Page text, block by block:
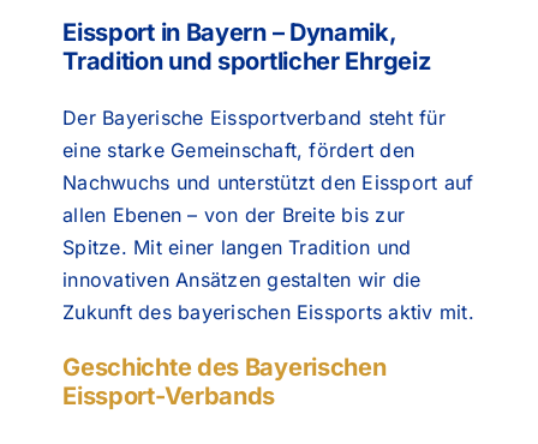
Eissport in Bayern – Dynamik,
Tradition und sportlicher Ehrgeiz
Der Bayerische Eissportverband steht für
eine starke Gemeinschaft, fördert den
Nachwuchs und unterstützt den Eissport auf
allen Ebenen – von der Breite bis zur
Spitze. Mit einer langen Tradition und
innovativen Ansätzen gestalten wir die
Zukunft des bayerischen Eissports aktiv mit.
Geschichte des Bayerischen
Eissport-Verbands